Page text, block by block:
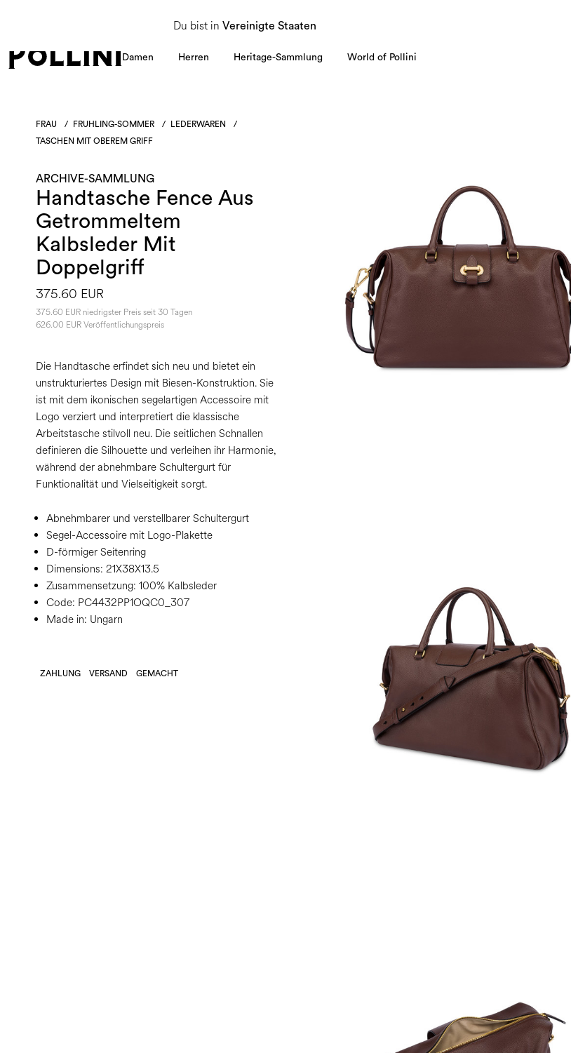
Du bist in Vereinigte Staaten
NUTZEN SIE DEN SALE UND ENTDECKEN SIE DIE NEUE HERBST/WINTER 2026 KOLLEKTION. Vom 8. bis 16. August ist unser Kundenservice
Damen Herren Heritage-Sammlung World of Pollini
FRAU / FRUHLING-SOMMER / LEDERWAREN
/
TASCHEN MIT OBEREM GRIFF
ARCHIVE-SAMMLUNG
Handtasche Fence Aus
Getrommeltem
Kalbsleder Mit
Doppelgriff
375.60 EUR
375.60 EUR niedrigster Preis seit 30 Tagen
626.00 EUR Veröffentlichungspreis
Die Handtasche erfindet sich neu und bietet ein
unstrukturiertes Design mit Biesen-Konstruktion. Sie
ist mit dem ikonischen segelartigen Accessoire mit
Logo verziert und interpretiert die klassische
Arbeitstasche stilvoll neu. Die seitlichen Schnallen
definieren die Silhouette und verleihen ihr Harmonie,
während der abnehmbare Schultergurt für
Funktionalität und Vielseitigkeit sorgt.
Abnehmbarer und verstellbarer Schultergurt
Segel-Accessoire mit Logo-Plakette
D-förmiger Seitenring
Dimensions: 21X38X13.5
Zusammensetzung: 100% Kalbsleder
Code: PC4432PP1OQC0_307
Made in: Ungarn
ZAHLUNG VERSAND GEMACHT